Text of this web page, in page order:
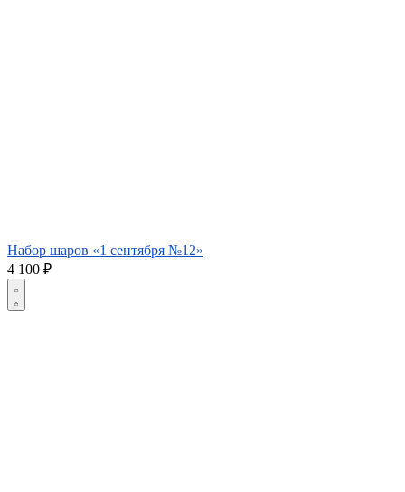
Набор шаров «1 сентября №12»
4 100 ₽